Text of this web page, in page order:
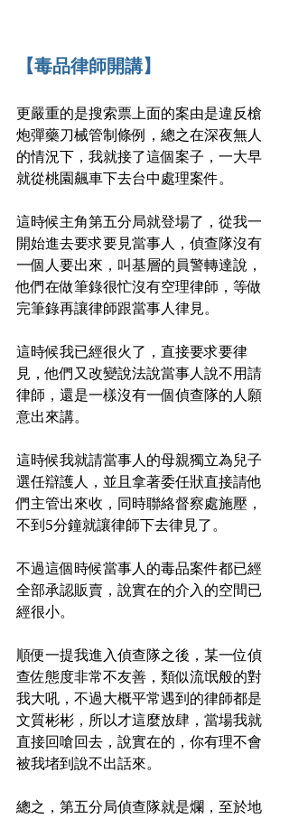
【毒品律師開講】
更嚴重的是搜索票上面的案由是違反槍
炮彈藥刀械管制條例，總之在深夜無人
的情況下，我就接了這個案子，一大早
就從桃園飆車下去台中處理案件。
這時候主角第五分局就登場了，從我一
開始進去要求要見當事人，偵查隊沒有
一個人要出來，叫基層的員警轉達說，
他們在做筆錄很忙沒有空理律師，等做
完筆錄再讓律師跟當事人律見。
這時候我已經很火了，直接要求要律
見，他們又改變說法說當事人說不用請
律師，還是一樣沒有一個偵查隊的人願
意出來講。
這時候我就請當事人的母親獨立為兒子
選任辯護人，並且拿著委任狀直接請他
們主管出來收，同時聯絡督察處施壓，
不到5分鐘就讓律師下去律見了。
不過這個時候當事人的毒品案件都已經
全部承認販賣，說實在的介入的空間已
經很小。
順便一提我進入偵查隊之後，某一位偵
查佐態度非常不友善，類似流氓般的對
我大吼，不過大概平常遇到的律師都是
文質彬彬，所以才這麼放肆，當場我就
直接回嗆回去，說實在的，你有理不會
被我堵到說不出話來。
總之，第五分局偵查隊就是爛，至於地